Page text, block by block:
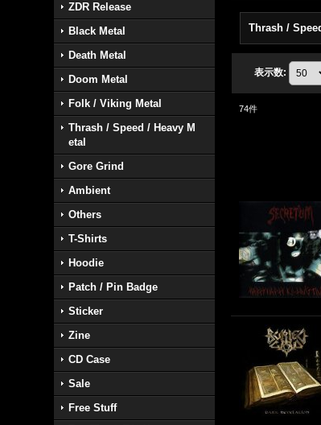
ZDR Release
Black Metal
Death Metal
Doom Metal
Folk / Viking Metal
Thrash / Speed / Heavy M
etal
Gore Grind
Ambient
Others
T-Shirts
Hoodie
Patch / Pin Badge
Sticker
Zine
CD Case
Sale
Free Stuff
表示数:
74件